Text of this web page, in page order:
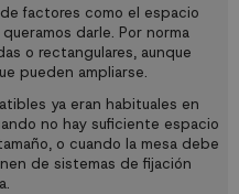
factores como el espacio
darle. Por norma
o rectangulares, aunque
pueden ampliarse.
ya eran habituales en
no hay suficiente espacio
o cuando la mesa debe
de sistemas de fijación